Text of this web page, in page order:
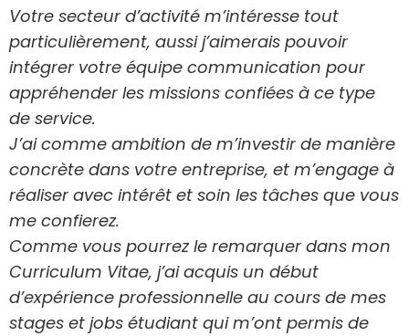
Votre secteur d’activité m’intéresse tout
particulièrement, aussi j’aimerais pouvoir
intégrer votre équipe communication pour
appréhender les missions confiées à ce type
de service.
J’ai comme ambition de m’investir de manière
concrète dans votre entreprise, et m’engage à
réaliser avec intérêt et soin les tâches que vous
me confierez.
Comme vous pourrez le remarquer dans mon
Curriculum Vitae, j’ai acquis un début
d’expérience professionnelle au cours de mes
stages et jobs étudiant qui m’ont permis de